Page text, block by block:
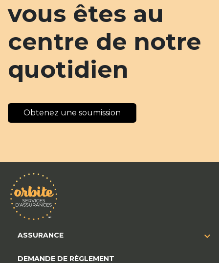
vous êtes au
centre de notre
quotidien
Obtenez une soumission
ASSURANCE
DEMANDE DE RÈGLEMENT